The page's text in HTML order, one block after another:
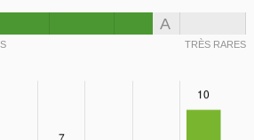
A
TRÈS RARES